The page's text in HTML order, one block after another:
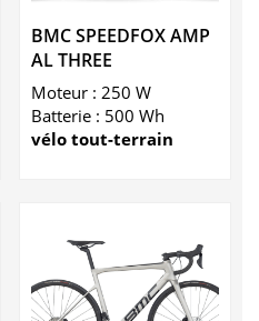
BMC SPEEDFOX AMP
AL THREE
Moteur : 250 W
Batterie : 500 Wh
vélo tout-terrain